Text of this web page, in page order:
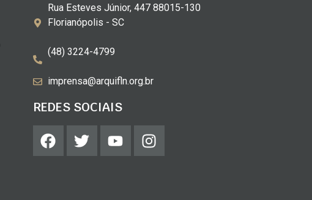
Rua Esteves Júnior, 447 88015-130
Florianópolis - SC
(48) 3224-4799
imprensa@arquifln.org.br
REDES SOCIAIS